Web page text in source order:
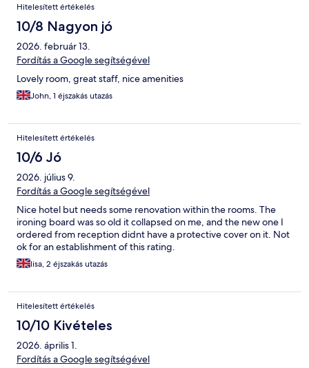
Hitelesített értékelés
10/8 Nagyon jó
2026. február 13.
Fordítás a Google segítségével
Lovely room, great staff, nice amenities
John, 1 éjszakás utazás
Hitelesített értékelés
10/6 Jó
2026. július 9.
Fordítás a Google segítségével
Nice hotel but needs some renovation within the rooms. The
ironing board was so old it collapsed on me, and the new one I
ordered from reception didnt have a protective cover on it. Not
ok for an establishment of this rating.
lisa, 2 éjszakás utazás
Hitelesített értékelés
10/10 Kivételes
2026. április 1.
Fordítás a Google segítségével